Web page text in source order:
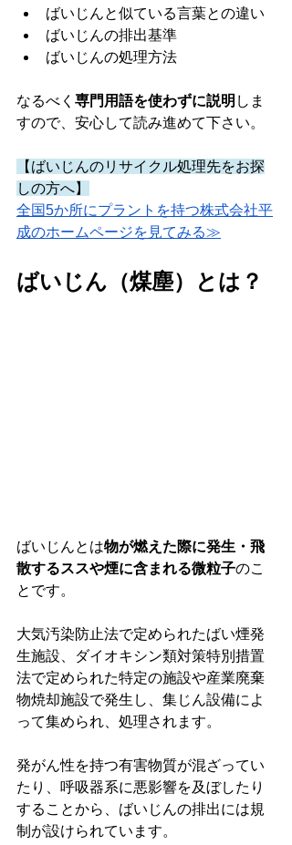
ばいじんと似ている言葉との違い
ばいじんの排出基準
ばいじんの処理方法
なるべく 専門用語を使わずに説明 しま
すので、安心して読み進めて下さい。
【ばいじんのリサイクル処理先をお探
しの方へ】
全国5か所にプラントを持つ株式会社平
成のホームページを見てみる≫
ばいじん（煤塵）とは？
ばいじんとは物が燃えた際に発生・飛
散するススや煙に含まれる微粒子のこ
とです。
大気汚染防止法で定められたばい煙発
生施設、ダイオキシン類対策特別措置
法で定められた特定の施設や産業廃棄
物焼却施設で発生し、集じん設備によ
って集められ、処理されます。
発がん性を持つ有害物質が混ざってい
たり、呼吸器系に悪影響を及ぼしたり
することから、ばいじんの排出には規
制が設けられています。